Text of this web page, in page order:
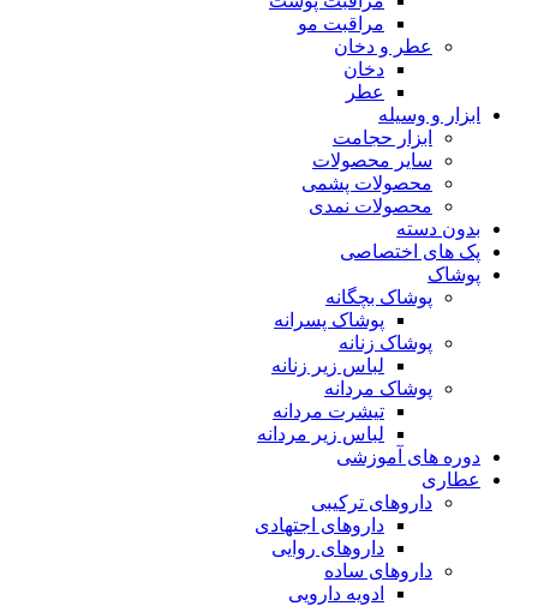
مراقبت مو
عطر و دخان
دخان
عطر
ابزار و وسیله
ابزار حجامت
سایر محصولات
محصولات پشمی
محصولات نمدی
بدون دسته
پک های اختصاصی
پوشاک
پوشاک بچگانه
پوشاک پسرانه
پوشاک زنانه
لباس زیر زنانه
پوشاک مردانه
تیشرت مردانه
لباس زیر مردانه
دوره های آموزشی
عطاری
داروهای ترکیبی
داروهای اجتهادی
داروهای روایی
داروهای ساده
ادویه دارویی